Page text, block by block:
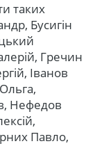
таких
Бусигін
Гречин
Іванов
Нефедов
Павло,